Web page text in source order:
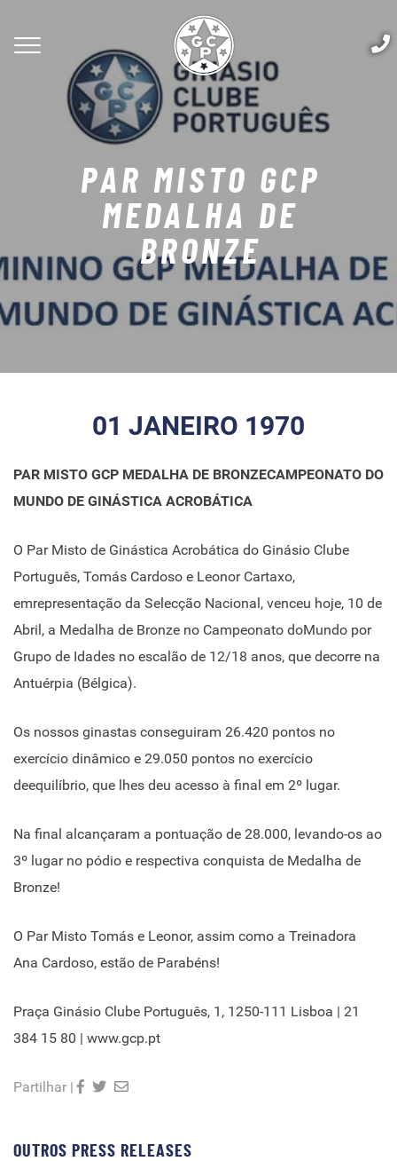
PAR MISTO GCP
MEDALHA DE
BRONZE
01 JANEIRO 1970
PAR MISTO GCP MEDALHA DE BRONZECAMPEONATO DO
MUNDO DE GINÁSTICA ACROBÁTICA
O Par Misto de Ginástica Acrobática do Ginásio Clube
Português, Tomás Cardoso e Leonor Cartaxo,
emrepresentação da Selecção Nacional, venceu hoje, 10 de
Abril, a Medalha de Bronze no Campeonato doMundo por
Grupo de Idades no escalão de 12/18 anos, que decorre na
Antuérpia (Bélgica).
Os nossos ginastas conseguiram 26.420 pontos no
exercício dinâmico e 29.050 pontos no exercício
deequilíbrio, que lhes deu acesso à final em 2º lugar.
Na final alcançaram a pontuação de 28.000, levando-os ao
3º lugar no pódio e respectiva conquista de Medalha de
Bronze!
O Par Misto Tomás e Leonor, assim como a Treinadora
Ana Cardoso, estão de Parabéns!
Praça Ginásio Clube Português, 1, 1250-111 Lisboa | 21
384 15 80 | www.gcp.pt
Partilhar |
OUTROS PRESS RELEASES